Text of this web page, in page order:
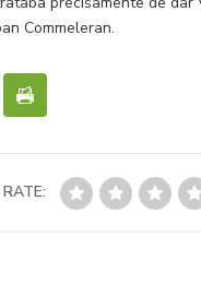
Commeleran.
RATE: